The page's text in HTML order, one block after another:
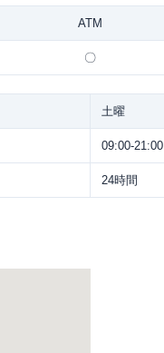
ATM
〇
土曜
09:00-21:00
24時間